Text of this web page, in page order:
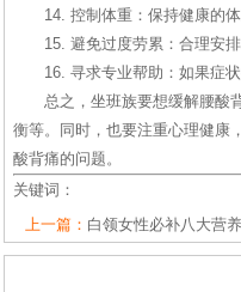
14. 控制体重：保持健康的
15. 避免过度劳累：合理安
16. 寻求专业帮助：如果症
总之，坐班族要想缓解腰酸
衡等。同时，也要注重心理健康
酸背痛的问题。
关键词：
上一篇： 白领女性必补八大营养